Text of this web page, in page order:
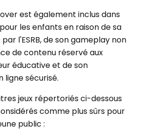
est également inclus dans
les enfants en raison de sa
l'ESRB, de son gameplay non
de contenu réservé aux
éducative et de son
ligne sécurisé.
jeux répertoriés ci-dessous
comme plus sûrs pour
public :